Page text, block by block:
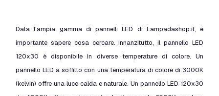
Data l'ampia gamma di pannelli LED di Lampadashop.it, è
importante sapere cosa cercare. Innanzitutto, il pannello LED
120x30 è disponibile in diverse temperature di colore. Un
pannello LED a soffitto con una temperatura di colore di 3000K
(kelvin) offre una luce calda e naturale. Un pannello LED 120x30